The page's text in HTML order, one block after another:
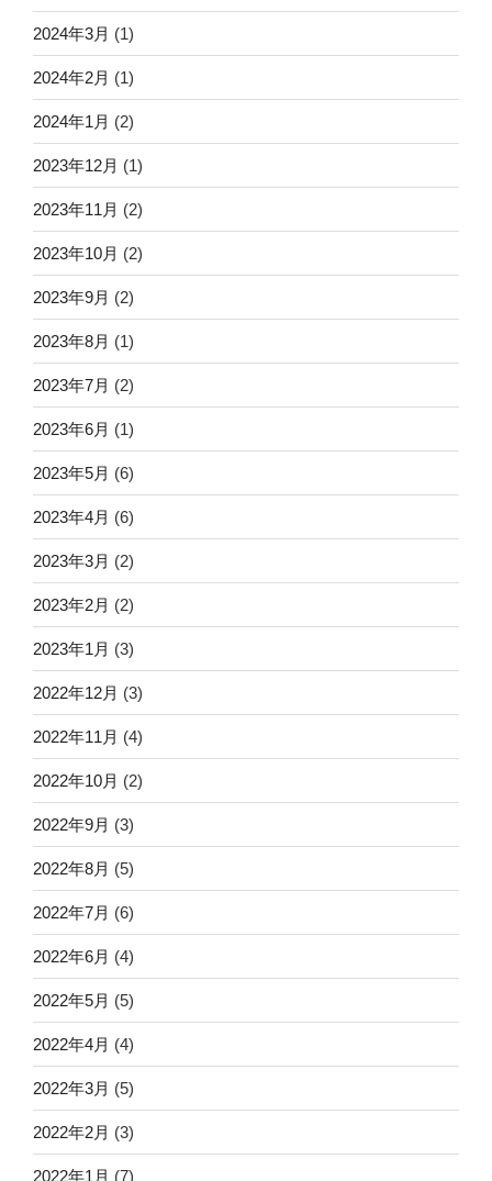
2024年3月 (1)
2024年2月 (1)
2024年1月 (2)
2023年12月 (1)
2023年11月 (2)
2023年10月 (2)
2023年9月 (2)
2023年8月 (1)
2023年7月 (2)
2023年6月 (1)
2023年5月 (6)
2023年4月 (6)
2023年3月 (2)
2023年2月 (2)
2023年1月 (3)
2022年12月 (3)
2022年11月 (4)
2022年10月 (2)
2022年9月 (3)
2022年8月 (5)
2022年7月 (6)
2022年6月 (4)
2022年5月 (5)
2022年4月 (4)
2022年3月 (5)
2022年2月 (3)
2022年1月 (7)